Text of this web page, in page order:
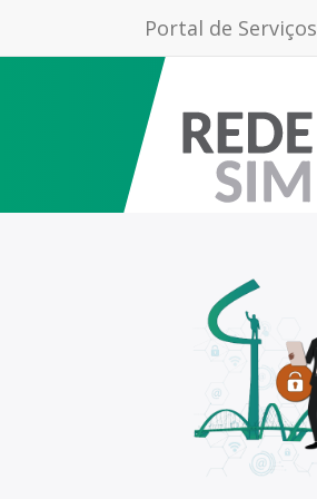
Portal de Serviços